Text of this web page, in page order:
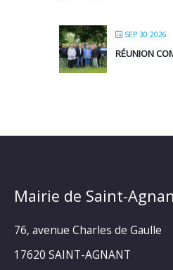
SEP 30 2026
RÉUNION
Mairie de Saint-
76, avenue Charles de Gaulle
17620 SAINT-AGNANT